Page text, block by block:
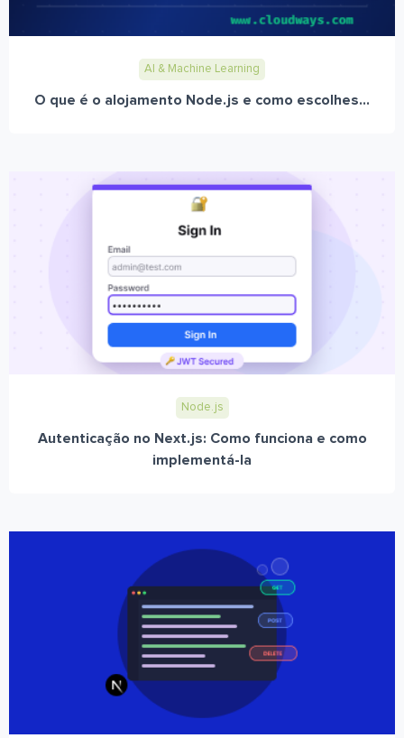
AI & Machine Learning
O que é o alojamento Node.js e como escolhes...
Node.js
Autenticação no Next.js: Como funciona e como
implementá-la